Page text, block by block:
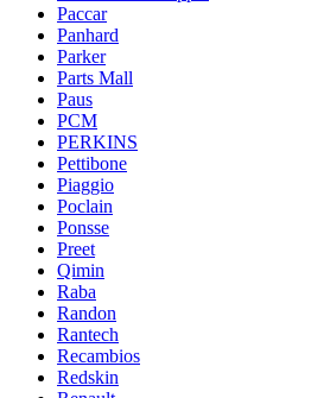
Paccar
Panhard
Parker
Parts Mall
Paus
PCM
PERKINS
Pettibone
Piaggio
Poclain
Ponsse
Preet
Qimin
Raba
Randon
Rantech
Recambios
Redskin